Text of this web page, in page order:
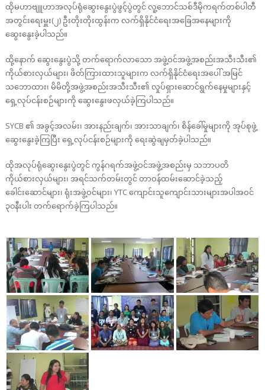
ထိုမဟာဗျူဟာအလုပ်ရုံဆွေးနွေးပွဲဖွင့်ပွဲတွင် လူ့ဘောင်သစ်ဒီမိုကရက်တစ်ပါတီ
အတွင်းရေးမှူး(၂) ဦးတိုးတိုးထွန်းက လက်ရှိနိုင်ငံရေးအခြေအနေများကို
ဆွေးနွေးခဲ့ပါသည်။
ထို့နောက် ဆွေးနွေးပွဲသို့ တက်ရောက်လာသော အဖွဲ့ဝင်အဖွဲ့အစည်းအသီးသီး၏
ကိုယ်စားလှယ်များ၊ ဖိတ်ကြားထားသူများက လက်ရှိနိုင်ငံရေးအပေါ် အမြင်
သဘောထား၊ မိမိတို့အဖွဲ့အစည်းအသီးသီး၏ လှုပ်ရှားဆောင်ရွက်နေမှုများနှင့်
ရှေ့လုပ်ငန်းစဉ်များကို ဆွေးနွေးဖလှယ်ခဲ့ကြပါသည်။
SYCB ၏ အခွင့်အလမ်း၊ အားနည်းချက်၊ အားသာချက်၊ စိန်ခေါ်မှုများကို အုပ်စုဖွဲ့
ဆွေးနွေးခဲ့ကြပြီး ရှေ့လုပ်ငန်းစဉ်များကို ရေးဆွဲချမှတ်ခဲ့ပါသည်။
ထိုအလုပ်ရုံဆွေးနွေးပွဲတွင် ကွန်ဂရက်အဖွဲ့ဝင်အဖွဲ့အစည်းမှ သဘာပတိ
ကိုယ်စားလှယ်များ၊ အရင်သက်တမ်းတွင် တာဝန်ထမ်းဆောင်ခဲ့သည့်
ခေါင်းဆောင်များ၊ ရုံးအဖွဲ့ဝင်များ၊ YTC ကျောင်းသူကျောင်းသားများအပါအဝင်
၃၀နီးပါး တက်ရောက်ခဲ့ကြပါသည်။